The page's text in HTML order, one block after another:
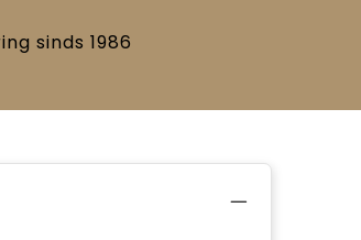
sinds 1986